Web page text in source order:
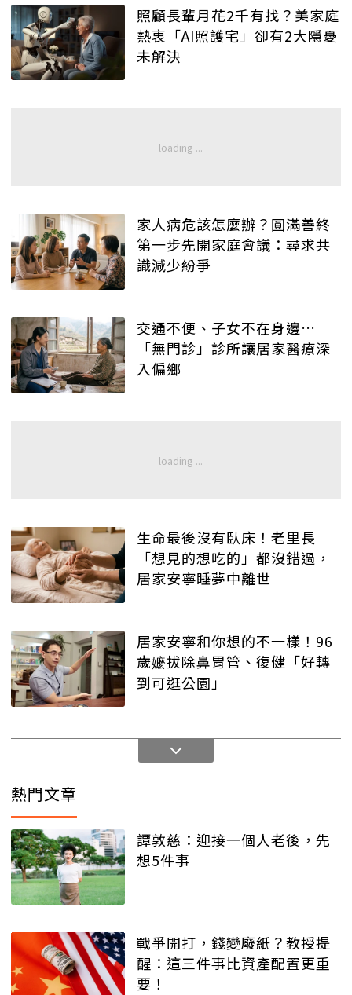
照顧長輩月花2千有找？美家庭
熱衷「AI照護宅」卻有2大隱憂
未解決
家人病危該怎麼辦？圓滿善終
第一步先開家庭會議：尋求共
識減少紛爭
交通不便、子女不在身邊…
「無門診」診所讓居家醫療深
入偏鄉
生命最後沒有臥床！老里長
「想見的想吃的」都沒錯過，
居家安寧睡夢中離世
居家安寧和你想的不一樣！96
歲嬷拔除鼻胃管、復健「好轉
到可逛公園」
熱門文章
譚敦慈：迎接一個人老後，先
想5件事
戰爭開打，錢變廢紙？教授提
醒：這三件事比資產配置更重
要！